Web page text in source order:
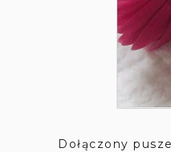
Dołączony